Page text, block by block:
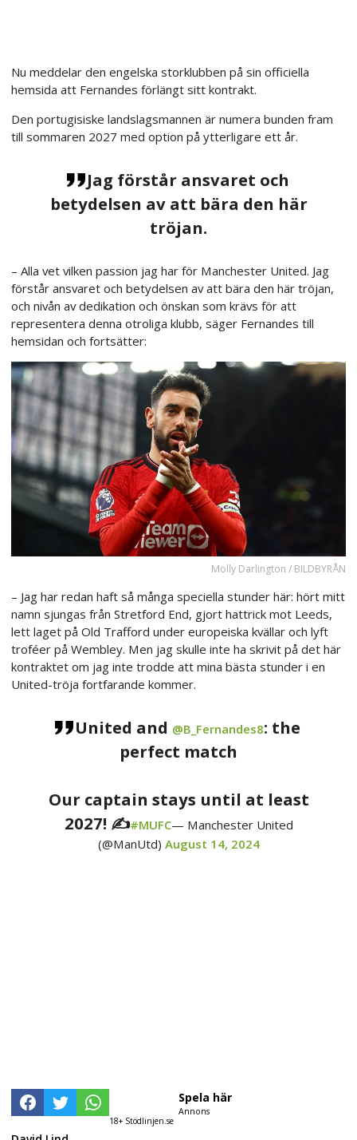
Nu meddelar den engelska storklubben på sin officiella
hemsida att Fernandes förlängt sitt kontrakt.
Den portugisiske landslagsmannen är numera bunden fram
till sommaren 2027 med option på ytterligare ett år.
Jag förstår ansvaret och
betydelsen av att bära den här
tröjan.
– Alla vet vilken passion jag har för Manchester United. Jag
förstår ansvaret och betydelsen av att bära den här tröjan,
och nivån av dedikation och önskan som krävs för att
representera denna otroliga klubb, säger Fernandes till
hemsidan och fortsätter:
Molly Darlington / BILDBYRÅN
– Jag har redan haft så många speciella stunder här: hört mitt
namn sjungas från Stretford End, gjort hattrick mot Leeds,
lett laget på Old Trafford under europeiska kvällar och lyft
troféer på Wembley. Men jag skulle inte ha skrivit på det här
kontraktet om jag inte trodde att mina bästa stunder i en
United-tröja fortfarande kommer.
United and @B_Fernandes8: the
perfect match
Our captain stays until at least
2027! ✍️#MUFC— Manchester United
(@ManUtd) August 14, 2024
18+ Stödlinjen.se
Spela här
Annons